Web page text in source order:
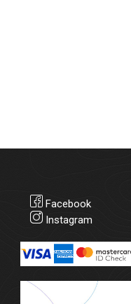
Facebook
Instagram